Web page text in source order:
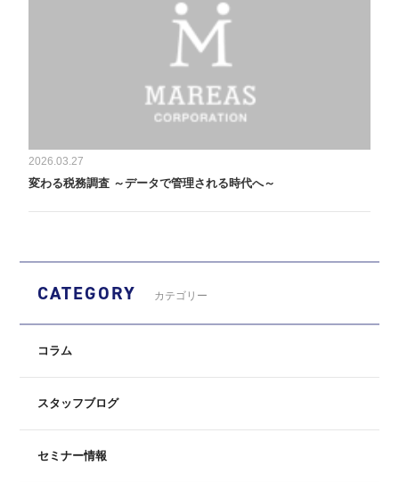
2026.03.27
変わる税務調査 ～データで管理される時代へ～
CATEGORY カテゴリー
コラム
スタッフブログ
セミナー情報